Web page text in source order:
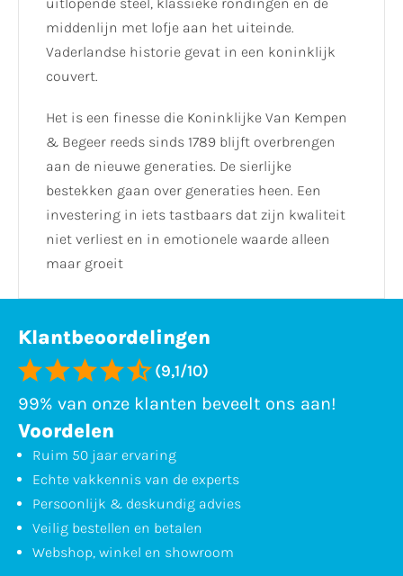
middenlijn met lofje aan het uiteinde.
Vaderlandse historie gevat in een koninklijk
couvert.
Het is een finesse die Koninklijke Van Kempen
& Begeer reeds sinds 1789 blijft overbrengen
aan de nieuwe generaties. De sierlijke
bestekken gaan over generaties heen. Een
investering in iets tastbaars dat zijn kwaliteit
niet verliest en in emotionele waarde alleen
maar groeit
Klantbeoordelingen
(9,1/10)
99% van onze klanten beveelt ons aan!
Voordelen
Ruim 50 jaar ervaring
Echte vakkennis van de experts
Persoonlijk & deskundig advies
Veilig bestellen en betalen
Webshop, winkel en showroom